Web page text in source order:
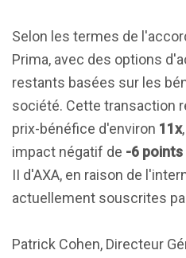
Selon les termes de
Prima, avec des options
restants basées sur les
société. Cette transaction
prix-bénéfice d'environ 11x
impact négatif de -6 points
II d'AXA, en raison de
actuellement souscrites
Patrick Cohen, Directeur